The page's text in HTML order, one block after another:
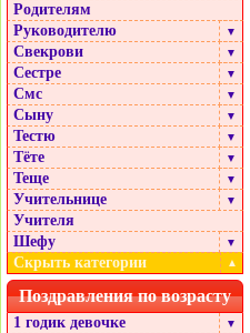
Родителям
Руководителю
▼
Свекрови ▼
Сестре ▼
Смс ▼
Сыну ▼
Тестю ▼
Тёте ▼
Теще ▼
Учительнице ▼
Учителя
Шефу
▼
Скрыть категории ▲
Поздравления по возрасту
1 годик девочке ▼